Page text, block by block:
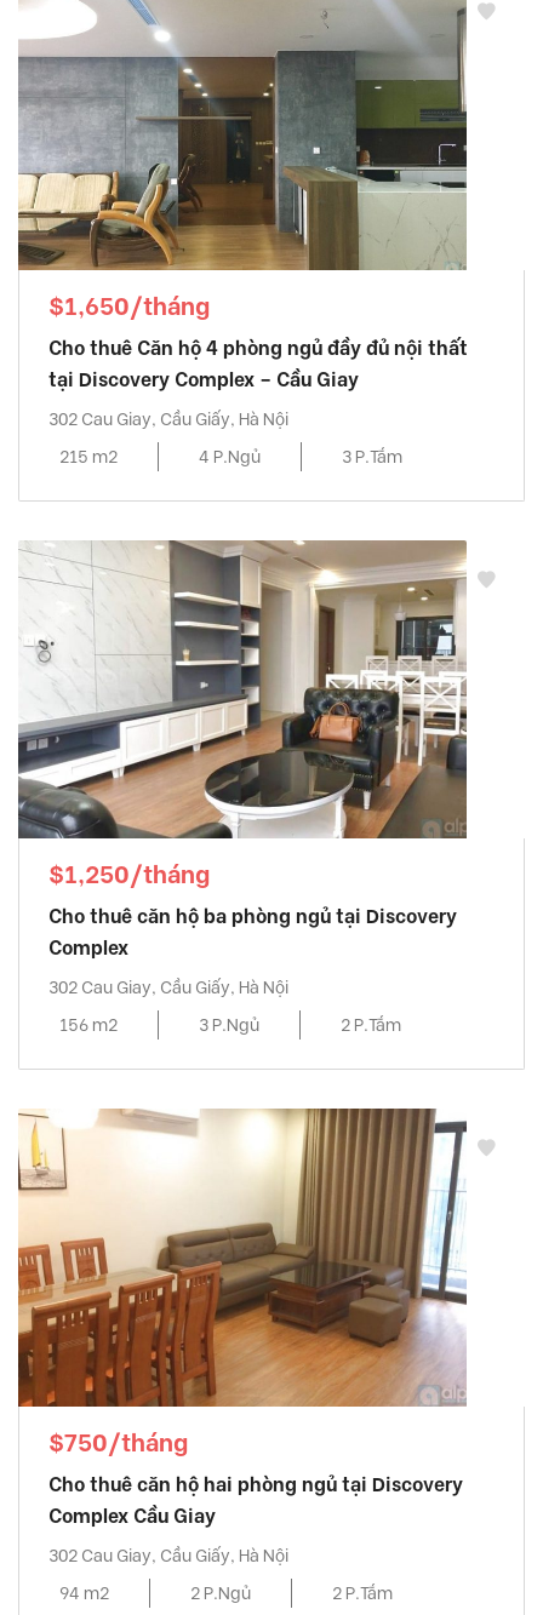
$1,650/tháng
Cho thuê Căn hộ 4 phòng ngủ đầy đủ nội thất
tại Discovery Complex – Cầu Giay
302 Cau Giay, Cầu Giấy, Hà Nội
215 m2
4 P.Ngủ 3 P.Tắm
$1,250/tháng
Cho thuê căn hộ ba phòng ngủ tại Discovery
Complex
302 Cau Giay, Cầu Giấy, Hà Nội
156 m2
3 P.Ngủ 2 P.Tắm
$750/tháng
Cho thuê căn hộ hai phòng ngủ tại Discovery
Complex Cầu Giay
302 Cau Giay, Cầu Giấy, Hà Nội
94 m2
2 P.Ngủ 2 P.Tắm